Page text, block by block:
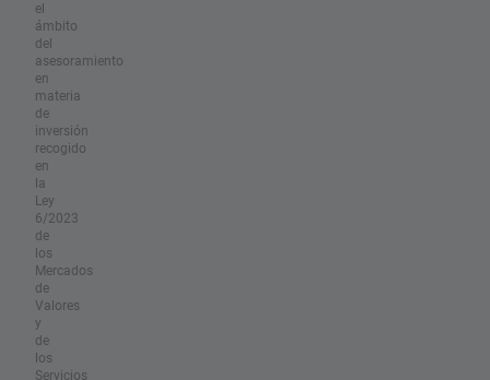
el
ámbito
del
asesoramiento
en
materia
de
inversión
recogido
en
la
Ley
6/2023
de
los
Mercados
de
Valores
y
de
los
Servicios